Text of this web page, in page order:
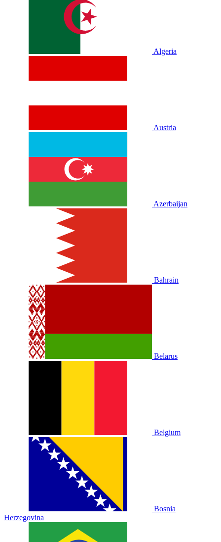
Algeria
Austria
Azerbaijan
Bahrain
Belarus
Belgium
Bosnia
Herzegovina